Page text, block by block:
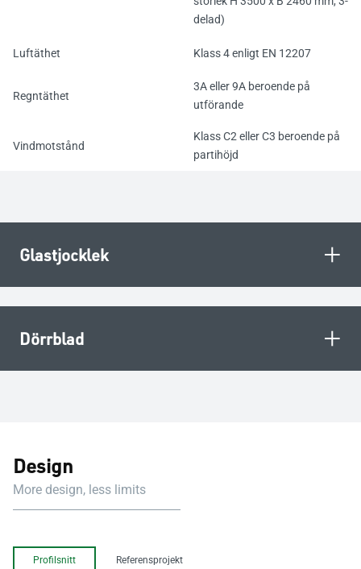
delad)
Luftäthet Klass 4 enligt EN 12207
Regntäthet
3A eller 9A beroende på
utförande
Vindmotstånd
Klass C2 eller C3 beroende på
partihöjd
Glastjocklek +
Dörrblad +
Design
More design, less limits
Profilsnitt Referensprojekt